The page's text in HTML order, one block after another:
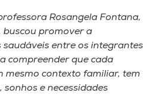
Rosangela Fontana,
buscou promover a
saudáveis entre os integrantes
compreender que cada
mesmo contexto familiar, tem
e necessidades